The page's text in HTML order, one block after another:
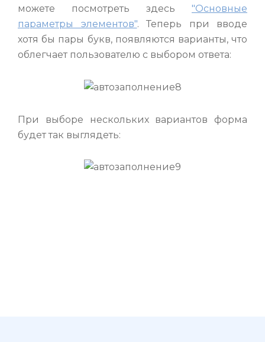
можете посмотреть здесь "Основные
параметры элементов". Теперь при вводе
хотя бы пары букв, появляются варианты, что
облегчает пользователю с выбором ответа:
При выборе нескольких вариантов форма
будет так выглядеть: